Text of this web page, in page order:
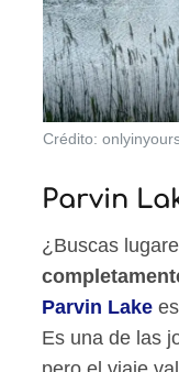
Crédito:
Parvin
¿Buscas
Parvin Lake
Es una de las